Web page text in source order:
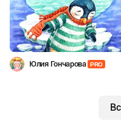
Юлия Гончарова PRO